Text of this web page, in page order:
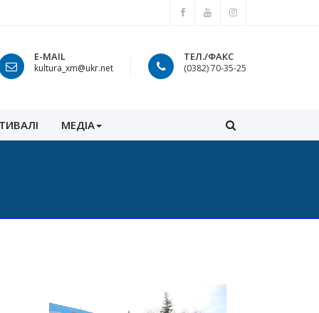
E-MAIL
kultura_xm@ukr.net
ТЕЛ./ФАКС
(0382) 70-35-25
МЕДІА